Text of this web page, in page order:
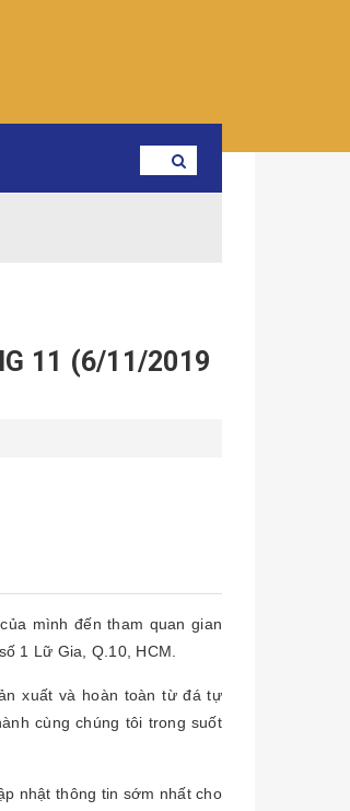
11 (6/11/2019
mình đến tham quan gian
1 Lữ Gia, Q.10, HCM.
xuất và hoàn toàn từ đá tự
cùng chúng tôi trong suốt
nhật thông tin sớm nhất cho